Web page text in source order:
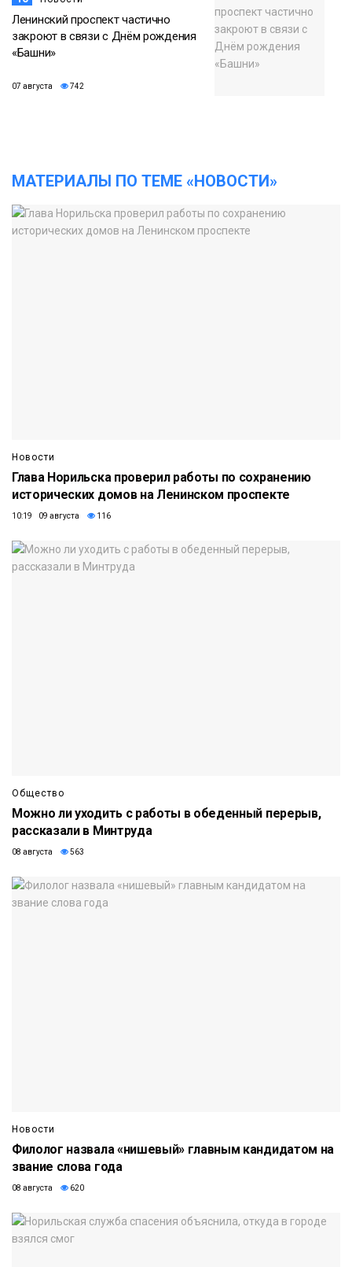
Ленинский проспект частично
закроют в связи с Днём рождения
«Башни»
07 августа 742
МАТЕРИАЛЫ ПО ТЕМЕ «НОВОСТИ»
Новости
Глава Норильска проверил работы по сохранению
исторических домов на Ленинском проспекте
10:19 09 августа 116
Общество
Можно ли уходить с работы в обеденный перерыв,
рассказали в Минтруда
08 августа 563
Новости
Филолог назвала «нишевый» главным кандидатом на
звание слова года
08 августа 620